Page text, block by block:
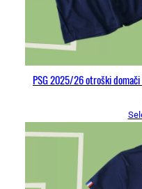
PSG 2025/26 otroški